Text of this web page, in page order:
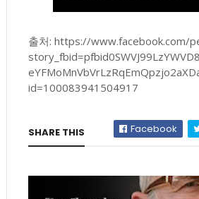
출처: https://www.facebook.com/
id=100083941504917
SHARE THIS Facebook